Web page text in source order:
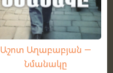
Աշոտ Աղաբաբյան —
Նմանակը